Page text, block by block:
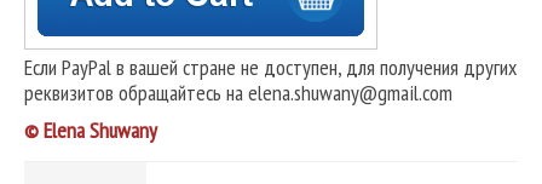
Если PayPal в вашей стране не доступен, для получения других
реквизитов обращайтесь на elena.shuwany@gmail.com
© Elena Shuwany